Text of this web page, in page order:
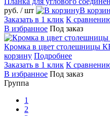
руб. / шт В
Заказать в 1 клик К
В избранное Под заказ
Кромка в цвет столешницы
корзину Подробнее
Заказать в 1 клик К
В избранное Под заказ
Группа
1
2